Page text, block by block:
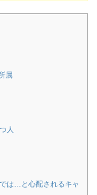
属
人
は…と心配されるキャ